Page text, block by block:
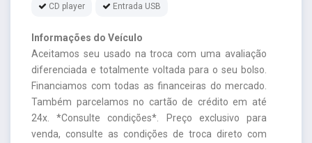
CD player Entrada USB
Informações do Veículo
Aceitamos seu usado na troca com uma avaliação
diferenciada e totalmente voltada para o seu bolso.
Financiamos com todas as financeiras do mercado.
Também parcelamos no cartão de crédito em até
24x. *Consulte condições*. Preço exclusivo para
venda, consulte as condições de troca direto com